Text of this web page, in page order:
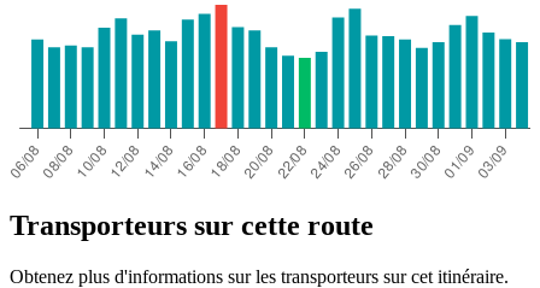
Transporteurs sur cette route
Obtenez plus d'informations sur les transporteurs sur cet itinéraire.